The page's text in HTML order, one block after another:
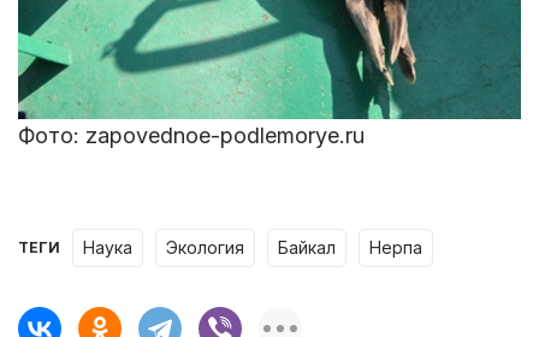
Фото: zapovednoe-podlemorye.ru
ТЕГИ наука экология Байкал нерпа